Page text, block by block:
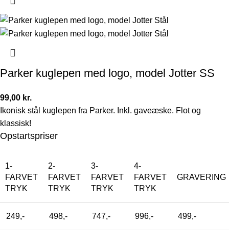
Parker kuglepen med logo, model Jotter SS
99,00 kr.
Ikonisk stål kuglepen fra Parker. Inkl. gaveæske. Flot og
klassisk!
Opstartspriser
1-
FARVET
TRYK
2-
FARVET
TRYK
3-
FARVET
TRYK
4-
FARVET
TRYK
GRAVERING
249,- 498,- 747,- 996,- 499,-